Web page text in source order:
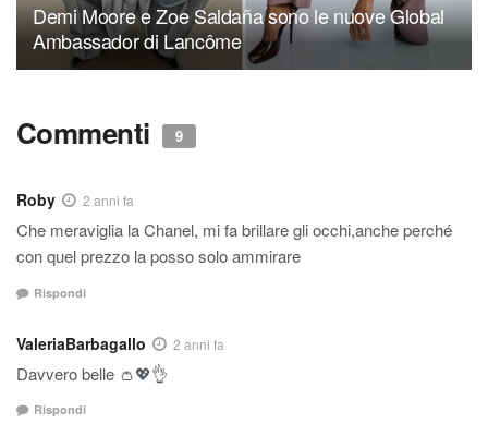
Demi Moore e Zoe Saldaña sono le nuove Global
Ambassador di Lancôme
Commenti 9
Roby 2 anni fa
Che meraviglia la Chanel, mi fa brillare gli occhi,anche perché
con quel prezzo la posso solo ammirare
Rispondi
ValeriaBarbagallo 2 anni fa
Davvero belle 👛💖👌
Rispondi